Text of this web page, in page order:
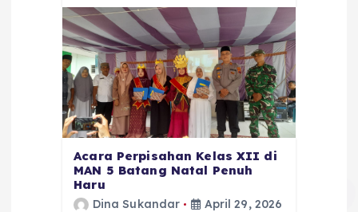
Acara Perpisahan Kelas XII di
MAN 5 Batang Natal Penuh
Haru
Dina Sukandar April 29, 2026